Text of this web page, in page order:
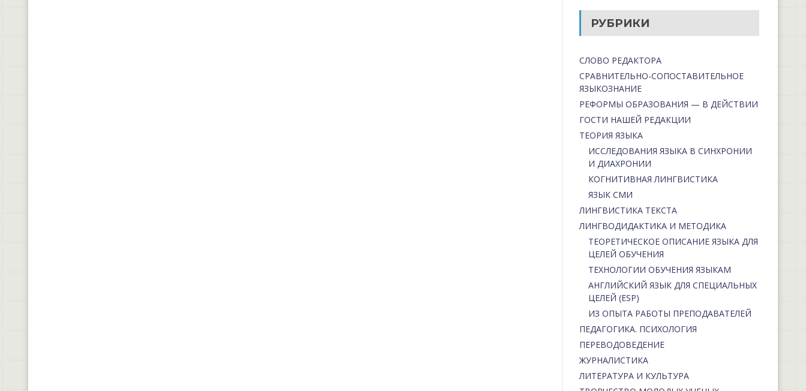
РУБРИКИ
СЛОВО РЕДАКТОРА
СРАВНИТЕЛЬНО-СОПОСТАВИТЕЛЬНОЕ
ЯЗЫКОЗНАНИЕ
РЕФОРМЫ ОБРАЗОВАНИЯ — В ДЕЙСТВИИ
ГОСТИ НАШЕЙ РЕДАКЦИИ
ТЕОРИЯ ЯЗЫКА
ИССЛЕДОВАНИЯ ЯЗЫКА В СИНХРОНИИ
И ДИАХРОНИИ
КОГНИТИВНАЯ ЛИНГВИСТИКА
ЯЗЫК СМИ
ЛИНГВИСТИКА ТЕКСТА
ЛИНГВОДИДАКТИКА И МЕТОДИКА
ТЕОРЕТИЧЕСКОЕ ОПИСАНИЕ ЯЗЫКА ДЛЯ
ЦЕЛЕЙ ОБУЧЕНИЯ
ТЕХНОЛОГИИ ОБУЧЕНИЯ ЯЗЫКАМ
АНГЛИЙСКИЙ ЯЗЫК ДЛЯ СПЕЦИАЛЬНЫХ
ЦЕЛЕЙ (ESP)
ИЗ ОПЫТА РАБОТЫ ПРЕПОДАВАТЕЛЕЙ
ПЕДАГОГИКА. ПСИХОЛОГИЯ
ПЕРЕВОДОВЕДЕНИЕ
ЖУРНАЛИСТИКА
ЛИТЕРАТУРА И КУЛЬТУРА